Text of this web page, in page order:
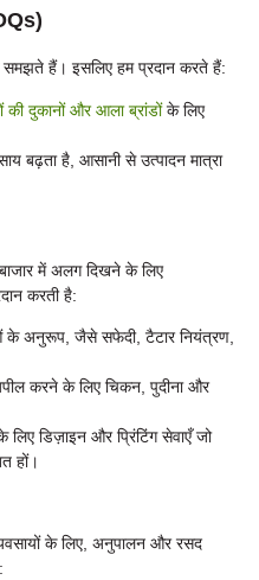
हैं। इसलिए हम प्रदान करते हैं:
की दुकानों और आला ब्रांडोंके लिए
बढ़ता है, आसानी से उत्पादन मात्रा
में अलग दिखने के लिए
करती है:
के अनुरूप, जैसे सफेदी, टैटार नियंत्रण,
करने के लिए चिकन, पुदीना और
डिज़ाइन और प्रिंटिंग सेवाएँ जो
हों।
के लिए, अनुपालन और रसद